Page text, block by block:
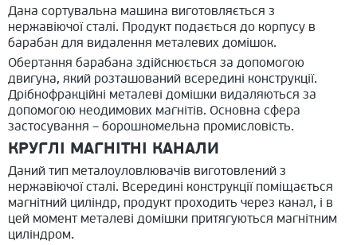
Дана сортувальна машина виготовляється з
нержавіючої сталі. Продукт подається до корпусу в
барабан для видалення металевих домішок.
Обертання барабана здійснюється за допомогою
двигуна, який розташований всередині конструкції.
Дрібнофракційні металеві домішки видаляються за
допомогою неодимових магнітів. Основна сфера
застосування – борошномельна промисловість.
КРУГЛІ МАГНІТНІ КАНАЛИ
Даний тип металоуловлювачів виготовлений з
нержавіючої сталі. Всередині конструкції поміщається
магнітний циліндр, продукт проходить через канал, і в
цей момент металеві домішки притягуються магнітним
циліндром.